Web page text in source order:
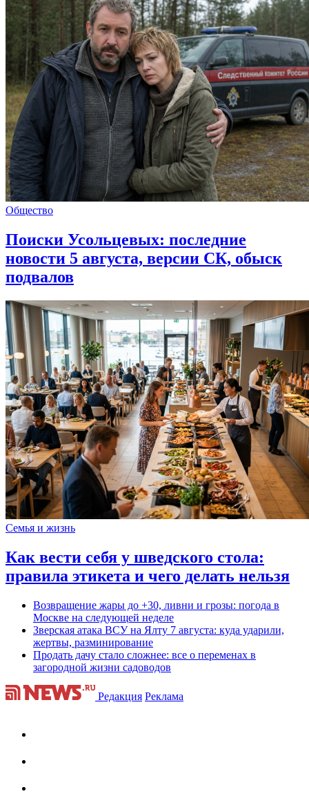
Общество
Поиски Усольцевых: последние
новости 5 августа, версии СК, обыск
подвалов
Семья и жизнь
Как вести себя у шведского стола:
правила этикета и чего делать нельзя
Возвращение жары до +30, ливни и грозы: погода в
Москве на следующей неделе
Зверская атака ВСУ на Ялту 7 августа: куда ударили,
жертвы, разминирование
Продать дачу стало сложнее: все о переменах в
загородной жизни садоводов
Редакция Реклама